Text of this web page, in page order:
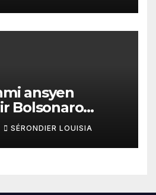
ansyen
Bolsonaro
ogmante taks
Brezil ap
SÉRONDIER LOUISIA